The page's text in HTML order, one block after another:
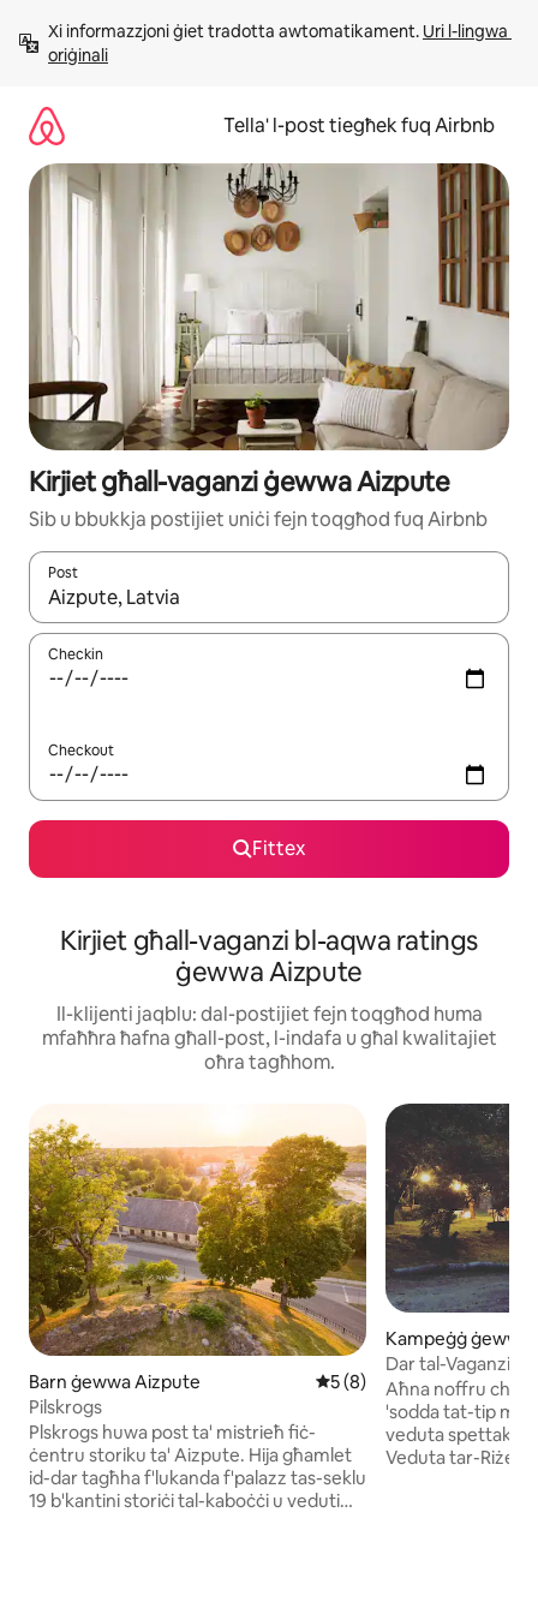
għall-
kontenut
Xi informazzjoni ġiet tradotta awtomatikament. Uri l-lingwa
oriġinali
Tella' l-post tiegħek fuq Airbnb
Kirjiet għall-vaganzi ġewwa Aizpute
Sib u bbukkja postijiet uniċi fejn toqgħod fuq Airbnb
Post
Meta r-riżultati jkunu disponibbli, tista' tmur minn riżultat
Checkin
Checkout
Fittex
Kirjiet għall-vaganzi bl-aqwa ratings
ġewwa Aizpute
Il-klijenti jaqblu: dal-postijiet fejn toqgħod huma
mfaħħra ħafna għall-post, l-indafa u għal kwalitajiet
oħra tagħhom.
Barn ġewwa Aizpute Rating medju ta' 5 minn
5 (8)
Pilskrogs
Plskrogs huwa post ta' mistrieħ fiċ-
ċentru storiku ta' Aizpute. Hija għamlet
id-dar tagħha f'lukanda f'palazz tas-seklu
19 b'kantini storiċi tal-kaboċċi u veduti
Kampeġġ ġewwa
Dar tal-Vaganzi
Aħna noffru
'sodda tat-tip
veduta
Veduta tar-